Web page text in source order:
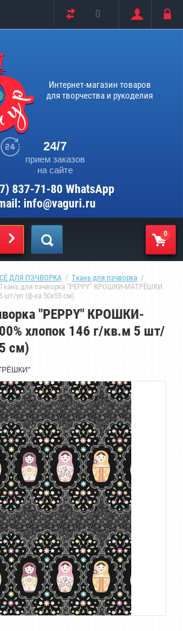
0
Интернет-магазин товаров
для творчества и рукоделия
24/7
прием заказов
на сайте
837-71-80 WhatsApp
info@vaguri.ru
0
ДЛЯ ПЭЧВОРКА
  /
Ткань для пэчворка
Ткань для пэчворка "PEPPY" КРОШКИ-МАТРЁШКИ
шт/уп (ф-ка 50x55 см)
"PEPPY" КРОШКИ-
хлопок 146 г/кв.м 5 шт/
см)